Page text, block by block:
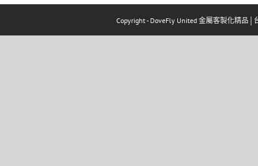
Copyright - DoveFly United 金屬客製化精品